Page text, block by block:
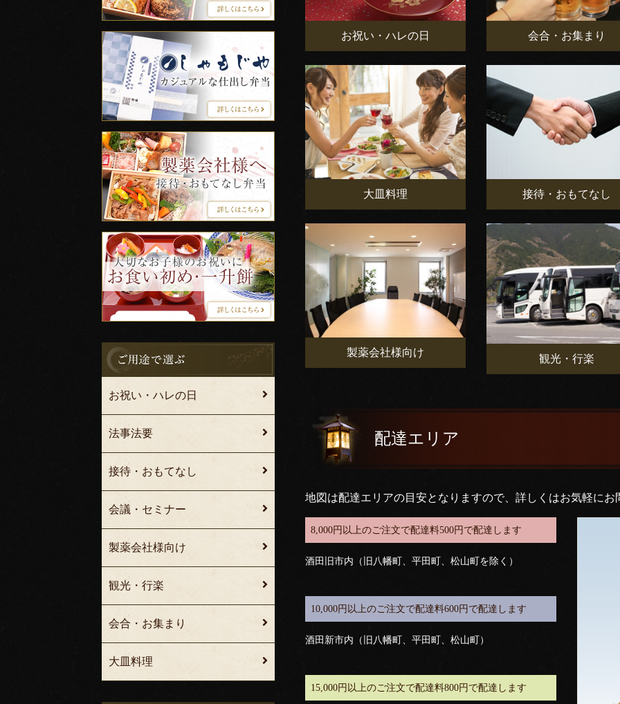
お祝い・ハレの日 会合・お集まり
大皿料理 接待・おもてなし
製薬会社様向け
観光・行楽
配達エリア
地図は配達エリアの目安となりますので、詳しくはお気軽にお
8,000円以上のご注文で配達料500円で配達します
酒田旧市内（旧八幡町、平田町、松山町を除く）
10,000円以上のご注文で配達料600円で配達します
酒田新市内（旧八幡町、平田町、松山町）
15,000円以上のご注文で配達料800円で配達します
お祝い・ハレの日
法事法要
接待・おもてなし
会議・セミナー
製薬会社様向け
観光・行楽
会合・お集まり
大皿料理